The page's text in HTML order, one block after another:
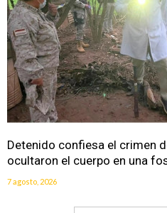
Detenido confiesa el crimen
ocultaron el cuerpo en una
7 agosto, 2026